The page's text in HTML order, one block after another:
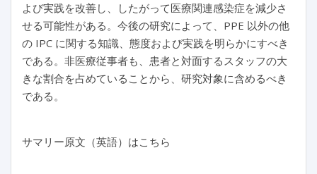
よび実践を改善し、したがって医療関連感染症を減少さ
せる可能性がある。今後の研究によって、PPE 以外の他
の IPC に関する知識、態度および実践を明らかにすべき
である。非医療従事者も、患者と対面するスタッフの大
きな割合を占めていることから、研究対象に含めるべき
である。
サマリー原文（英語）はこちら